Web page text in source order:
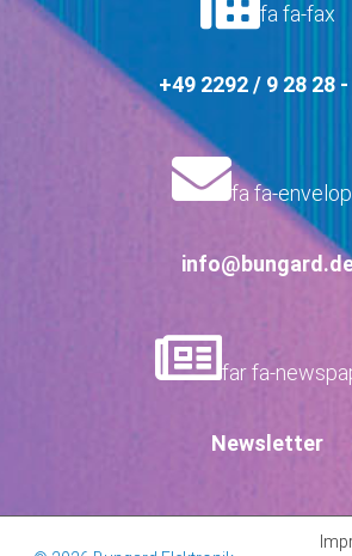
fa fa-fax
+49 2292 / 9 28 28 -
fa fa-
far fa-
Newsletter